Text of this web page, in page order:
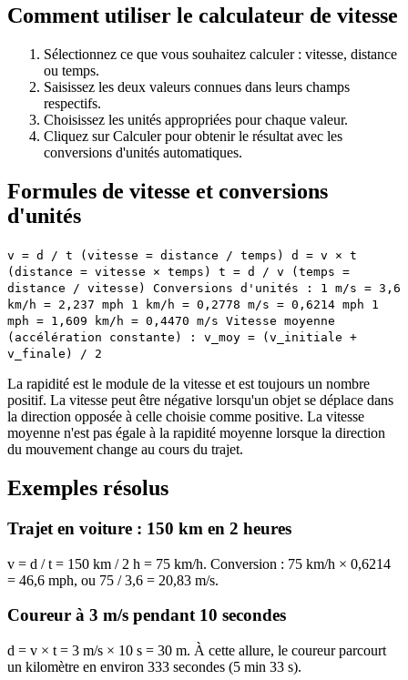
Comment utiliser le calculateur de vitesse
Sélectionnez ce que vous souhaitez calculer : vitesse, distance
ou temps.
Saisissez les deux valeurs connues dans leurs champs
respectifs.
Choisissez les unités appropriées pour chaque valeur.
Cliquez sur Calculer pour obtenir le résultat avec les
conversions d'unités automatiques.
Formules de vitesse et conversions
d'unités
v = d / t (vitesse = distance / temps) d = v × t
(distance = vitesse × temps) t = d / v (temps =
distance / vitesse) Conversions d'unités : 1 m/s = 3,6
km/h = 2,237 mph 1 km/h = 0,2778 m/s = 0,6214 mph 1
mph = 1,609 km/h = 0,4470 m/s Vitesse moyenne
(accélération constante) : v_moy = (v_initiale +
v_finale) / 2
La rapidité est le module de la vitesse et est toujours un nombre
positif. La vitesse peut être négative lorsqu'un objet se déplace dans
la direction opposée à celle choisie comme positive. La vitesse
moyenne n'est pas égale à la rapidité moyenne lorsque la direction
du mouvement change au cours du trajet.
Exemples résolus
Trajet en voiture : 150 km en 2 heures
v = d / t = 150 km / 2 h = 75 km/h. Conversion : 75 km/h × 0,6214
= 46,6 mph, ou 75 / 3,6 = 20,83 m/s.
Coureur à 3 m/s pendant 10 secondes
d = v × t = 3 m/s × 10 s = 30 m. À cette allure, le coureur parcourt
un kilomètre en environ 333 secondes (5 min 33 s).